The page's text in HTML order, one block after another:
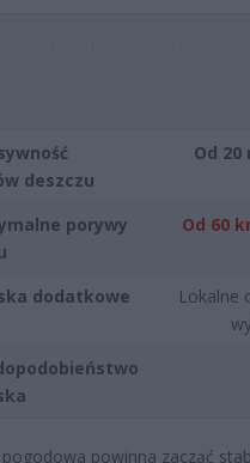
deszczu
Od 20
porywy
Od 60
dodatkowe
Lokalne
powinna zacząć